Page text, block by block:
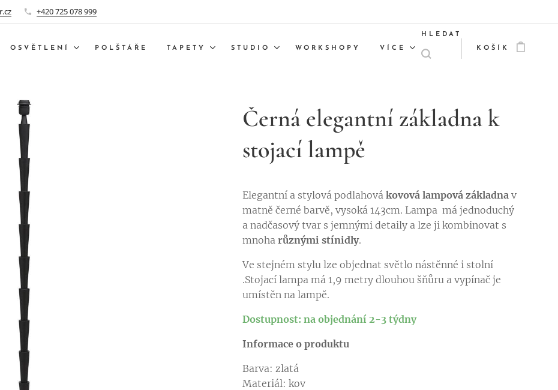
+420 725 078 999
OSVĚTLENÍ POLŠTÁŘE TAPETY STUDIO WORKSHOPY VÍCE
HLEDAT
KOŠÍK
Černá elegantní základna k
stojací lampě
Elegantní a stylová podlahovákovová lampová základna v
matně černé barvě, vysoká 143cm. Lampa má jednoduchý
a nadčasový tvar s jemnými detaily a lze ji kombinovat s
mnoharůznými stínidly.
Ve stejném stylu lze objednat světlo nástěnné i stolní
.Stojací lampa má 1,9 metry dlouhou šňůru a vypínač je
umístěn na lampě.
Dostupnost: na objednání 2-3 týdny
Informace o produktu
Barva: zlatá
Materiál: kov